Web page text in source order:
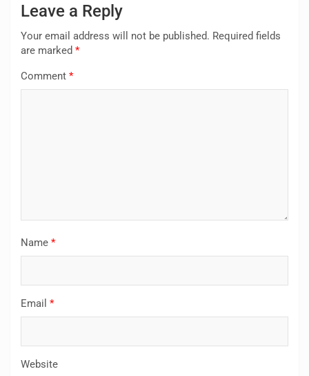
Leave a Reply
Your email address will not be published. Required fields
are marked *
Comment *
Name *
Email *
Website